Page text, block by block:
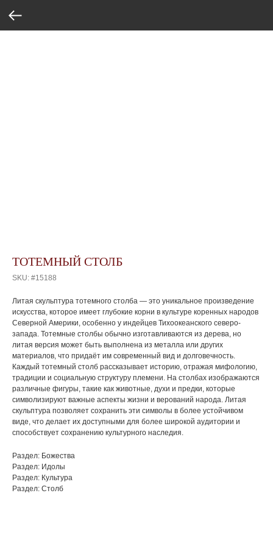
ТОТЕМНЫЙ СТОЛБ
SKU: #15188
Литая скульптура тотемного столба — это уникальное произведение
искусства, которое имеет глубокие корни в культуре коренных народов
Северной Америки, особенно у индейцев Тихоокеанского северо-
запада. Тотемные столбы обычно изготавливаются из дерева, но
литая версия может быть выполнена из металла или других
материалов, что придаёт им современный вид и долговечность.
Каждый тотемный столб рассказывает историю, отражая мифологию,
традиции и социальную структуру племени. На столбах изображаются
различные фигуры, такие как животные, духи и предки, которые
символизируют важные аспекты жизни и верований народа. Литая
скульптура позволяет сохранить эти символы в более устойчивом
виде, что делает их доступными для более широкой аудитории и
способствует сохранению культурного наследия.
Раздел: Божества
Раздел: Идолы
Раздел: Культура
Раздел: Столб